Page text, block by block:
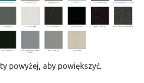
powyżej, aby powiększyć.